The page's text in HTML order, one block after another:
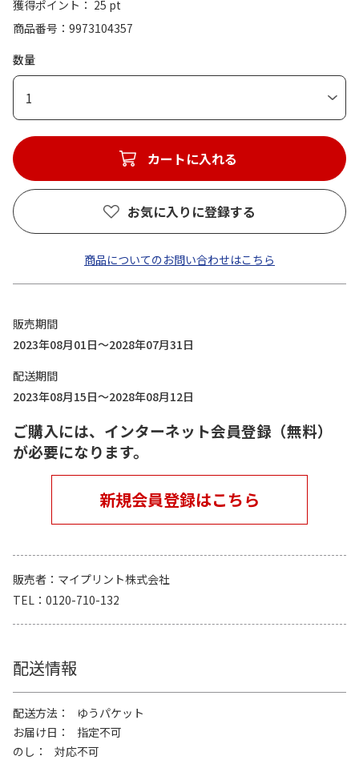
獲得ポイント： 25 pt
商品番号
9973104357
数量
1
カートに入れる
お気に入りに登録する
商品についてのお問い合わせはこちら
販売期間
2023年08月01日～2028年07月31日
配送期間
2023年08月15日～2028年08月12日
ご購入には、インターネット会員登録（無料）
が必要になります。
新規会員登録はこちら
販売者
マイプリント株式会社
TEL
0120-710-132
配送情報
配送方法
ゆうパケット
お届け日
指定不可
のし
対応不可